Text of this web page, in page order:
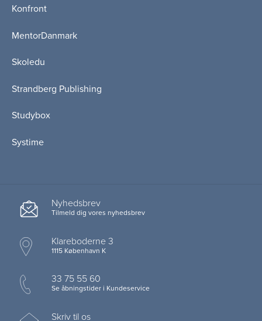
Konfront
MentorDanmark
Skoledu
Strandberg Publishing
Studybox
Systime
Nyhedsbrev
Tilmeld dig vores nyhedsbrev
Klareboderne 3
1115 København K
33 75 55 60
Se åbningstider i Kundeservice
Skriv til os